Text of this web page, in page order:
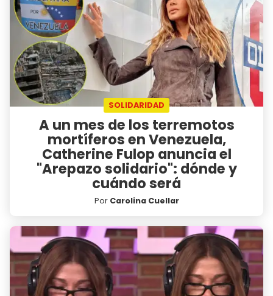
SOLIDARIDAD
A un mes de los terremotos
mortíferos en Venezuela,
Catherine Fulop anuncia el
"Arepazo solidario": dónde y
cuándo será
Por Carolina Cuellar